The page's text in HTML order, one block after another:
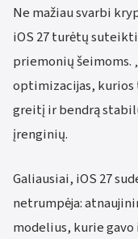
Ne mažiau svarbi
iOS 27 turėtų
priemonių šeimoms.
optimizacijas,
greitį ir bendrą
įrenginių.
Galiausiai, iOS 27
netrumpėja:
modelius, kurie gavo